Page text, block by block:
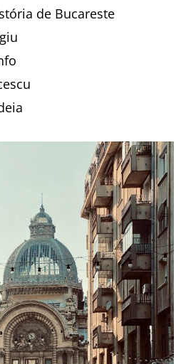
de Bucareste